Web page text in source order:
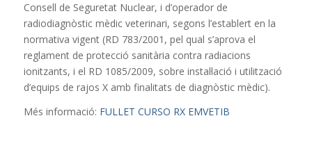
Consell de Seguretat Nuclear, i d’operador de
radiodiagnòstic mèdic veterinari, segons l’establert en la
normativa vigent (RD 783/2001, pel qual s’aprova el
reglament de protecció sanitària contra radiacions
ionitzants, i el RD 1085/2009, sobre instal·lació i utilització
d’equips de rajos X amb finalitats de diagnòstic mèdic).
Més informació: FULLET CURSO RX EMVETIB